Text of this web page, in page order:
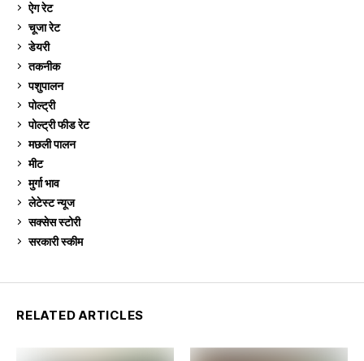
ऐग रेट
चूजा रेट
डेयरी
तकनीक
पशुपालन
पोल्ट्री
पोल्ट्री फीड रेट
मछली पालन
मीट
मुर्गा भाव
लेटेस्ट न्यूज
सक्सेस स्टो‍री
सरकारी स्की‍म
RELATED ARTICLES